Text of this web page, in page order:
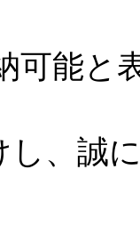
可能と
し、誠